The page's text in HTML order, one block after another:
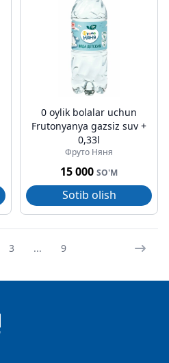
0 oylik bolalar uchun
Frutonyanya gazsiz suv +
0,33l
Фруто Няня
15 000 SO'M
Sotib olish
3 ... 9